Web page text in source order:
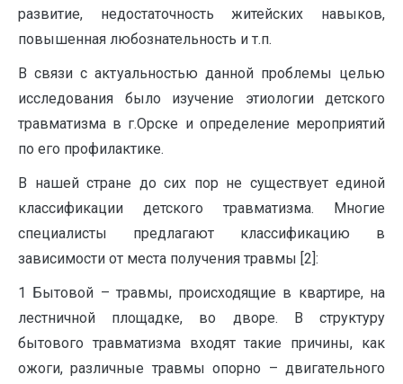
развитие, недостаточность житейских навыков,
повышенная любознательность и т.п.
В связи с актуальностью данной проблемы целью
исследования было изучение этиологии детского
травматизма в г.Орске и определение мероприятий
по его профилактике.
В нашей стране до сих пор не существует единой
классификации детского травматизма. Многие
специалисты предлагают классификацию в
зависимости от места получения травмы [2]:
1 Бытовой – травмы, происходящие в квартире, на
лестничной площадке, во дворе. В структуру
бытового травматизма входят такие причины, как
ожоги, различные травмы опорно – двигательного